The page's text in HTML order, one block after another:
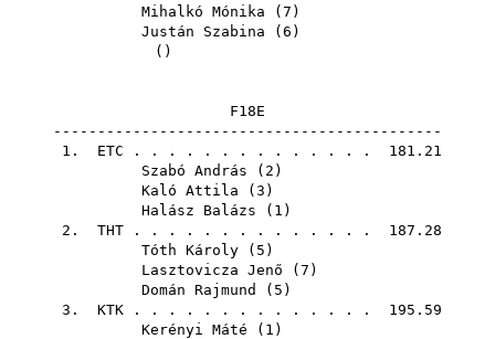
Mihalkó Mónika ( 7 )
Justán Szabina ( 6 )
()
F18E
--------------------------------------------
1. ETC . . . . . . . . . . . . . . 181.21
Szabó András ( 2 )
Kaló Attila ( 3 )
Halász Balázs ( 1 )
2. THT . . . . . . . . . . . . . . 187.28
Tóth Károly ( 5 )
Lasztovicza Jenő ( 7 )
Domán Rajmund
( 5 )
3. KTK . . . . . . . . . . . . . . 195.59
Kerényi Máté ( 1 )